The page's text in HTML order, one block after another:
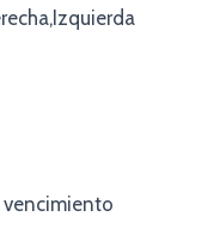
vencimiento